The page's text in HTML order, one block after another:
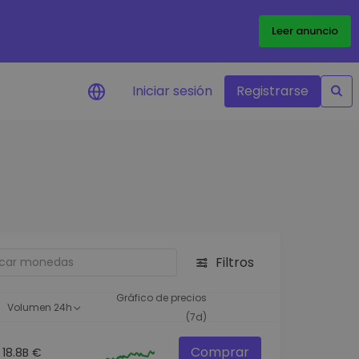
Leer anuncio
oportunidades de
inteligente para un
Iniciar sesión Registrarse
Filtros
Volumen 24h
Gráfico de precios
(7d)
18.8B € Comprar